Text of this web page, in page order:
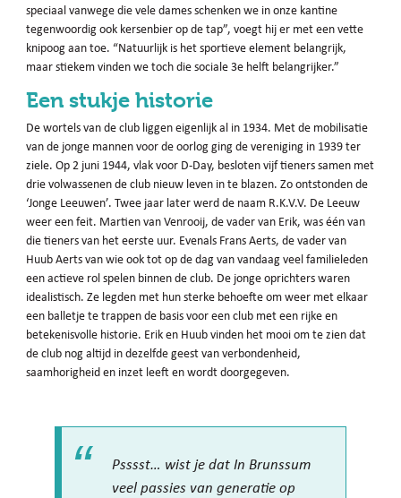
speciaal vanwege die vele dames schenken we in onze kantine
tegenwoordig ook kersenbier op de tap”, voegt hij er met een vette
knipoog aan toe. “Natuurlijk is het sportieve element belangrijk,
maar stiekem vinden we toch die sociale 3e helft belangrijker.”
Een stukje historie
De wortels van de club liggen eigenlijk al in 1934. Met de mobilisatie
van de jonge mannen voor de oorlog ging de vereniging in 1939 ter
ziele. Op 2 juni 1944, vlak voor D-Day, besloten vijf tieners samen met
drie volwassenen de club nieuw leven in te blazen. Zo ontstonden de
‘Jonge Leeuwen’. Twee jaar later werd de naam R.K.V.V. De Leeuw
weer een feit. Martien van Venrooij, de vader van Erik, was één van
die tieners van het eerste uur. Evenals Frans Aerts, de vader van
Huub Aerts van wie ook tot op de dag van vandaag veel familieleden
een actieve rol spelen binnen de club. De jonge oprichters waren
idealistisch. Ze legden met hun sterke behoefte om weer met elkaar
een balletje te trappen de basis voor een club met een rijke en
betekenisvolle historie. Erik en Huub vinden het mooi om te zien dat
de club nog altijd in dezelfde geest van verbondenheid,
saamhorigheid en inzet leeft en wordt doorgegeven.
Psssst… wist je dat In Brunssum
veel passies van generatie op